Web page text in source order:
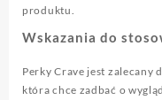
produktu.
Wskazania do
Perky Crave jest zalecany
która chce zadbać o